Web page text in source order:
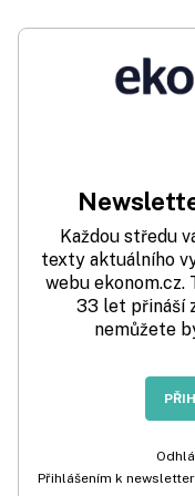
Každou středu
texty aktuálního
webu ekonom.cz.
33 let přináší
nemůžete
Přihlášením k